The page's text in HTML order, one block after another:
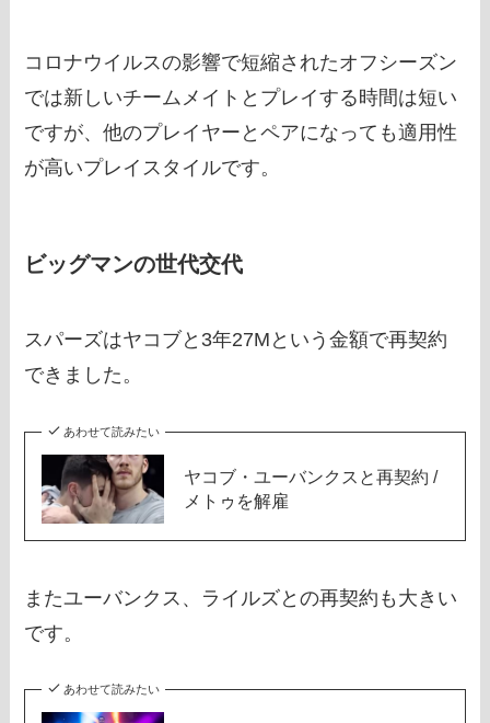
コロナウイルスの影響で短縮されたオフシーズン
では新しいチームメイトとプレイする時間は短い
ですが、他のプレイヤーとペアになっても適用性
が高いプレイスタイルです。
ビッグマンの世代交代
スパーズはヤコブと3年27Mという金額で再契約
できました。
あわせて読みたい
ヤコブ・ユーバンクスと再契約 /
メトゥを解雇
またユーバンクス、ライルズとの再契約も大きい
です。
あわせて読みたい